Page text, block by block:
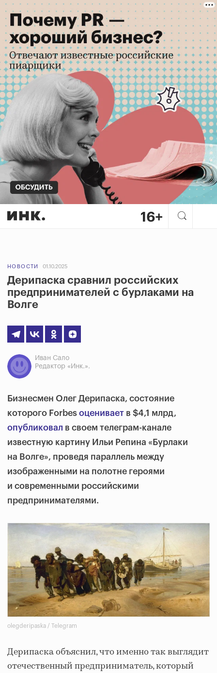
НОВОСТИ 01.10.2025
Дерипаска сравнил российских
предпринимателей с бурлаками на
Волге
Иван Сало
Редактор «Инк.».
Бизнесмен Олег Дерипаска, состояние
которого Forbes оценивает в $4,1 млрд,
опубликовал в своем телеграм-канале
известную картину Ильи Репина «Бурлаки
на Волге», проведя параллель между
изображенными на полотне героями
и современными российскими
предпринимателями.
olegderipaska / Telegram
Дерипаска объяснил, что именно так выглядит
отечественный предприниматель, который